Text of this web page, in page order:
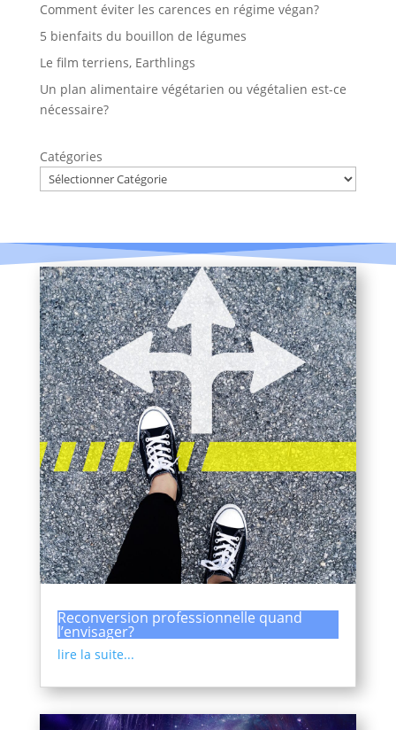
Comment éviter les carences en régime végan?
5 bienfaits du bouillon de légumes
Le film terriens, Earthlings
Un plan alimentaire végétarien ou végétalien est-ce
nécessaire?
Catégories
Reconversion professionnelle quand
l’envisager?
lire la suite...